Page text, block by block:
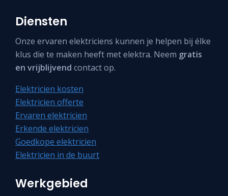
Diensten
Onze ervaren elektriciens kunnen je helpen bij élke
klus die te maken heeft met elektra. Neem gratis
en vrijblijvend contact op.
Elektricien kosten
Elektricien offerte
Ervaren elektricien
Erkende elektricien
Goedkope elektricien
Elektricien in de buurt
Werkgebied